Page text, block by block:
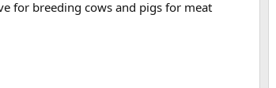
for breeding cows and pigs for meat